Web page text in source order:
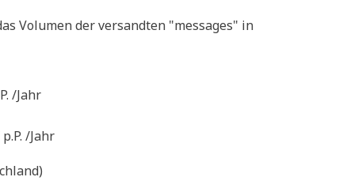
Volu­men der ver­sand­ten "mes­sa­ges" in
/Jahr
/Jahr